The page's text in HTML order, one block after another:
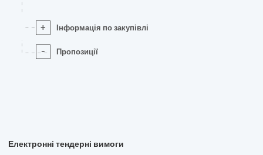
+ Інформація по закупівлі
- Пропозиції
Електронні тендерні вимоги